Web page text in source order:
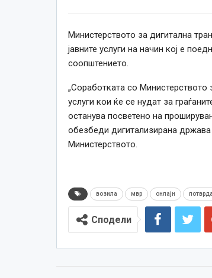
Министерството за дигитална
јавните услуги на начин кој е
соопштението.
„Соработката со
услуги кои ќе се нудат за
останува посветено на
обезбеди дигитализирана држава
Министерството.
возила мвр онлајн потврда
Сподели